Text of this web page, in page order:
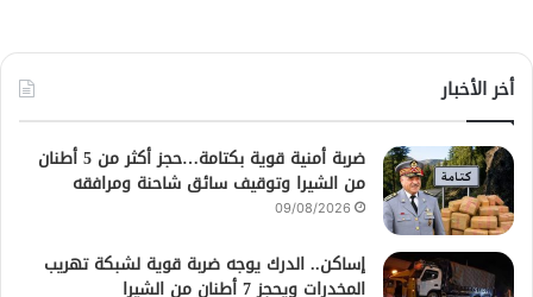
أخر الأخبار
ضربة أمنية قوية بكتامة…حجز أكثر من 5 أطنان
من الشيرا وتوقيف سائق شاحنة ومرافقه
09/08/2026
إساكن.. الدرك يوجه ضربة قوية لشبكة تهريب
المخدرات ويحجز 7 أطنان من الشيرا